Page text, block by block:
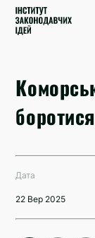
Дата
22 Вер 2025